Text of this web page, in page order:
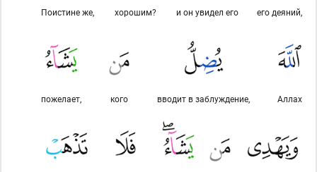
его деяний,
и он увидел его
хорошим?
Поистине же,
Аллах
вводит в заблуждение,
кого
пожелает,